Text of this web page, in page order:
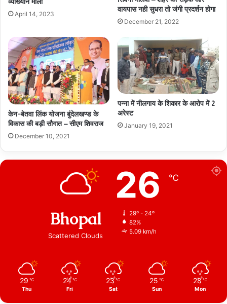
April 14, 2023
वायपास नही सुधरा तो जंगी प्रदर्शन होगा
December 21, 2022
केन-बेतवा लिंक योजना बुंदेलखण्ड के
विकास की बड़ी सौगात – सीएम शिवराज
December 10, 2021
पन्ना में नीलगाय के शिकार के आरोप में 2
अरेस्ट
January 19, 2021
Bhopal
Scattered Clouds
26 ℃
29º - 24º
82%
5.09 km/h
29 ℃
Thu
24 ℃
Fri
23 ℃
Sat
25 ℃
Sun
28 ℃
Mon